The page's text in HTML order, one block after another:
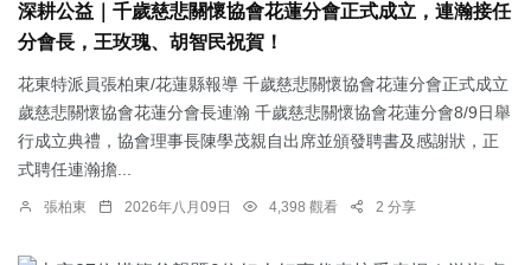
深耕公益｜千歲慈悲關懷協會花蓮分會正式成立，連瀚接任
分會長，王玫瑰、胡智民祝賀！
花東特派員張柏東/花蓮縣報導 千歲慈悲關懷協會花蓮分會正式成立
歲慈悲關懷協會花蓮分會長連瀚 千歲慈悲關懷協會花蓮分會8/9日舉
行成立典禮，協會理事長陳學茂親自出席並頒發聘書及感謝狀，正
式聘任連瀚擔...
張柏東 2026年八月09日 4,398 觀看 2 分享